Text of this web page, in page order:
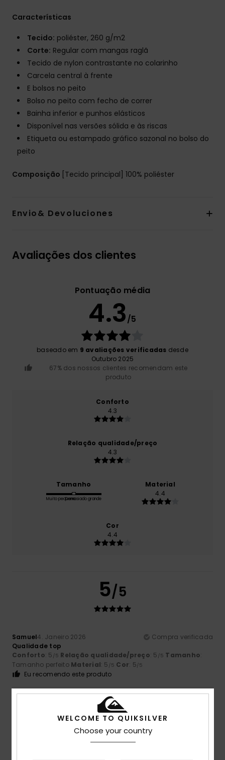
Características
Tecido: poliéster, 260 g/m2
Corte: Regular com mangas raglã
Tecido de nylon contrastante no colarinho
Carcela central à frente
E bolsos no peito
Bolso no peito com fecho de correr
Bainha inferior e punhos elásticos
Disponível nas versões sólida e às riscas
Etiqueta ou estampado gráfico sazonal no bolso do
peito
Composição [Tecido principal] 100% poliéster
Envio& Devoluciones
Avaliações dos clientes
Pontuação média
4.3/5
baseado em 9 avaliações verificadas desde
Outubro 2025
67% dos nossos clientes recomendam este
produto
Conforto
4.3
Relação qualidade/preço
4.3
Tamanho
Muito pequenoDemasiado grande
Material
4.4
Cor
4.4
5/5
Samuel4. Janeiro 2026
Compra verificada
Qualidade top
Conforto: 5 /5 Relação qualidade/preço: 5 /5 Tamanho:
Tamanho perfeito Material: 5 /5 Cor: 5/5
Eu recomendo este produto
5/5
WELCOME TO QUIKSILVER
Choose your country